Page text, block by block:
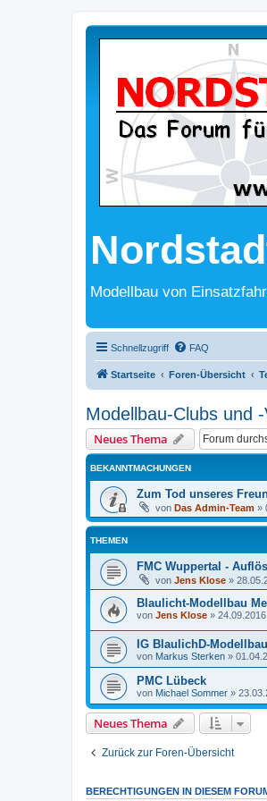
Modellbau von
Schnellzugriff FAQ
Startseite Foren-Übersicht
Modellbau-Clubs und
Neues Thema
BEKANNTMACHUNGEN
Zum Tod unseres
von Das Admin-Team »
THEMEN
FMC Wuppertal -
von Jens Klose »
Blaulicht-Modellbau
von Jens Klose »
IG BlaulichD-Modellbau
von Markus Sterken »
PMC Lübeck
von Michael Sommer »
Neues Thema
Zurück zur Foren-Übersicht
BERECHTIGUNGEN IN DIESEM